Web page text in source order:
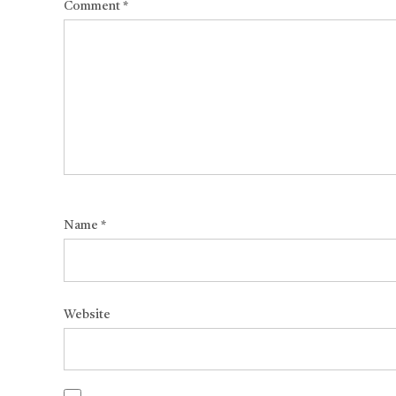
Comment *
Name *
Website